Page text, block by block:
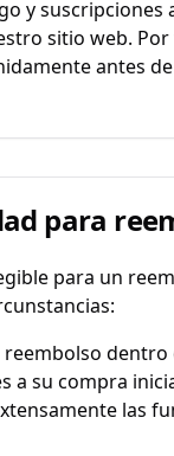
y suscripciones
sitio web. Por
antes
para
para un
dentro
a su compra
las